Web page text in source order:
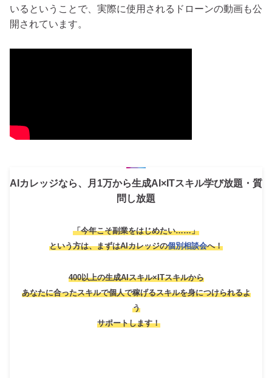
いるということで、実際に使用されるドローンの動画も公
開されています。
AIカレッジなら、月1万から生成AI×ITスキル学び放題・質
問し放題
「今年こそ副業をはじめたい……」
という方は、まずはAIカレッジの個別相談会へ！
400以上の生成AIスキル×ITスキルから
あなたに合ったスキルで個人で稼げるスキルを身につけられるよ
う
サポートします！